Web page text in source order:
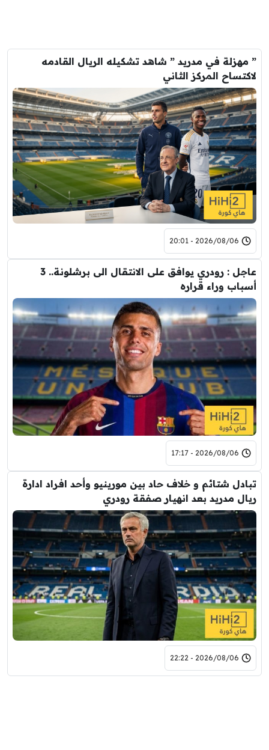
” مهزلة في مدريد ” شاهد تشكيله الريال القادمه
لاكتساح المركز الثاني
2026/08/06 - 20:01
عاجل : رودري يوافق على الانتقال الى برشلونة.. 3
أسباب وراء قراره
2026/08/06 - 17:17
تبادل شتائم و خلاف حاد بين مورينيو وأحد افراد ادارة
ريال مدريد بعد انهيار صفقة رودري
2026/08/06 - 22:22